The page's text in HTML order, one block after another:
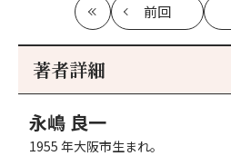
最
初
前回
記
著者詳細
永嶋 良一
1955 年大阪市生まれ。